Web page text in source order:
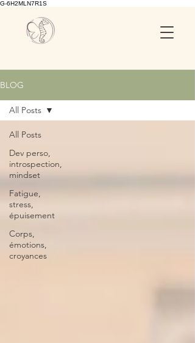
G-6H2MLN7R1S
BLOG
All Posts
Dev perso,
introspection,
mindset
Fatigue,
stress,
épuisement
Corps,
émotions,
croyances
All Posts